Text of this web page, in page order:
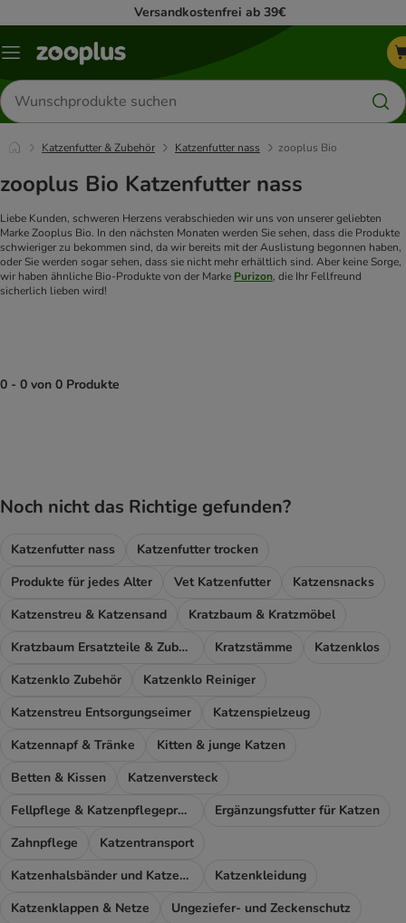
Versandkostenfrei ab 39€
Menü
Produkte
suchen
Katzenfutter & Zubehör Katzenfutter nass zooplus Bio
zooplus Bio Katzenfutter nass
Liebe Kunden, schweren Herzens verabschieden wir uns von unserer geliebten
Marke Zooplus Bio. In den nächsten Monaten werden Sie sehen, dass die Produkte
schwieriger zu bekommen sind, da wir bereits mit der Auslistung begonnen haben,
oder Sie werden sogar sehen, dass sie nicht mehr erhältlich sind. Aber keine Sorge,
wir haben ähnliche Bio-Produkte von der Marke Purizon, die Ihr Fellfreund
sicherlich lieben wird!
0 - 0 von 0 Produkte
Noch nicht das Richtige gefunden?
Katzenfutter nass
Katzenfutter trocken
Produkte für jedes Alter
Vet Katzenfutter
Katzensnacks
Katzenstreu & Katzensand
Kratzbaum & Kratzmöbel
Kratzbaum Ersatzteile & Zubehör
Kratzstämme
Katzenklos
Katzenklo Zubehör
Katzenklo Reiniger
Katzenstreu Entsorgungseimer
Katzenspielzeug
Katzennapf & Tränke
Kitten & junge Katzen
Betten & Kissen
Katzenversteck
Fellpflege & Katzenpflegeprodukte
Ergänzungsfutter für Katzen
Zahnpflege
Katzentransport
Katzenhalsbänder und Katzengeschirr
Katzenkleidung
Katzenklappen & Netze
Ungeziefer- und Zeckenschutz